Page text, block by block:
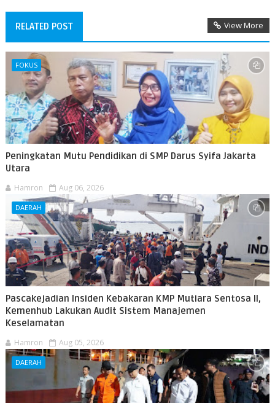
RELATED POST View More
FOKUS
Peningkatan Mutu Pendidikan di SMP Darus Syifa Jakarta
Utara
Hamron Aug 06, 2026
DAERAH
Pascakejadian Insiden Kebakaran KMP Mutiara Sentosa II,
Kemenhub Lakukan Audit Sistem Manajemen
Keselamatan
Hamron Aug 05, 2026
DAERAH